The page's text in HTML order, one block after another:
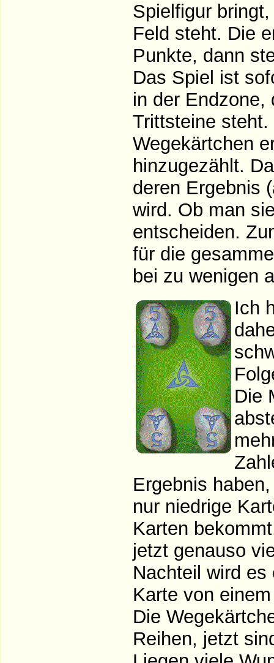
Spielfigur
Feld steht. Die
Punkte, dann
Das Spiel ist
in der Endzone,
Trittsteine
Wegekärtchen
hinzugezählt.
deren Ergebnis
wird. Ob man
entscheiden.
für die
bei zu wenigen
Ich
Die
Ergebnis
nur niedrige
Karten
jetzt genauso
Nachteil wird
Karte von
Die
Reihen, jetzt